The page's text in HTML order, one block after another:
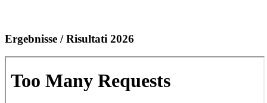
Ergebnisse / Risultati 2026